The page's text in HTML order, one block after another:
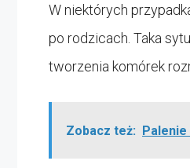
W niektórych
po rodzicach. Taka
tworzenia komórek
Zobacz też: